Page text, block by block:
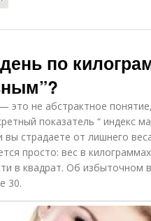
по
это не абстрактное
показатель “ индекс
вы страдаете от лишнего
просто: вес в
в квадрат. Об
30.